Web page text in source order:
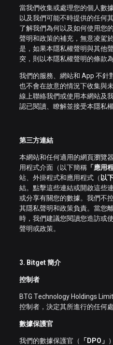
當我們收集或處理您的個人數
以及我們可能不時提供的任何
了解我們為何以及如何使用您
聲明和政策的補充，無意凌駕
是，如果本隱私權聲明與其他
突，則以本隱私權聲明的條款為
我們的服務、網站和 App 不針
也不會在故意的情況下收集與
線上聯絡我們或使用本網站及
認已閱讀、瞭解並接受本隱私權
第三方連結
本網站和任何適用的網頁瀏覽
用程式介面（以下簡稱 「應用
站、外掛程式和應用程式（ 以
結。點擊這些連結或開啟這些
或分享有關您的數據。我們不
其隱私聲明和政策負責。當您
時，我們建議您閱讀您造訪或
聲明或政策。
3. Bitget 簡介
控制者
BTG Technology Holdings
控制者，決定其所進行的任何
數據保護官
我們的數據保護官（ 「DPO」